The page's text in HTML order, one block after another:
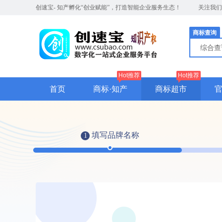
创速宝- 知产孵化“创业赋能”，打造智能企业服务生态！ 关注我
商标查询
综合
首页 商标·知产
Hot推荐
商标超市
Hot推荐
1 填写品牌名称